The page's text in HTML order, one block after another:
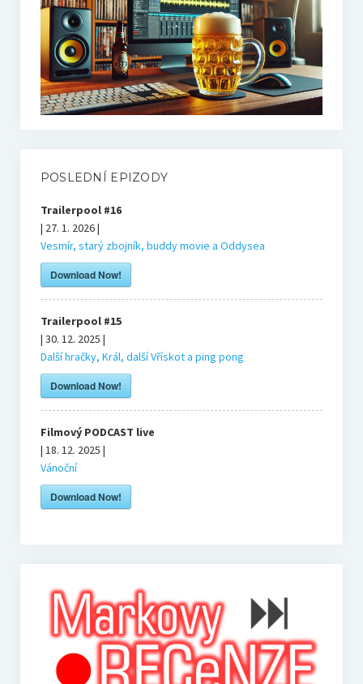
Honzův blog
Filmové resty
Knihy
O nás
Tým
Hosté
Kupte nám pivo
Co je to Podcast?
Kontakt
POSLEDNÍ EPIZODY
Trailerpool #16
| 27. 1. 2026 |
Vesmír, starý zbojník, buddy movie a Oddysea
Download Now!
Trailerpool #15
| 30. 12. 2025 |
Další hračky, Král, další Vřískot a ping pong
Download Now!
Filmový PODCAST live
| 18. 12. 2025 |
Vánoční
Download Now!